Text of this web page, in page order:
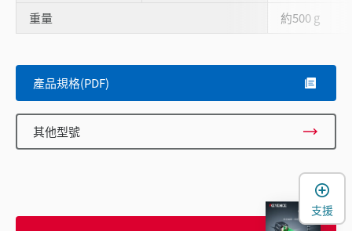
重量 約500 g
產品規格(PDF)
其他型號
支援